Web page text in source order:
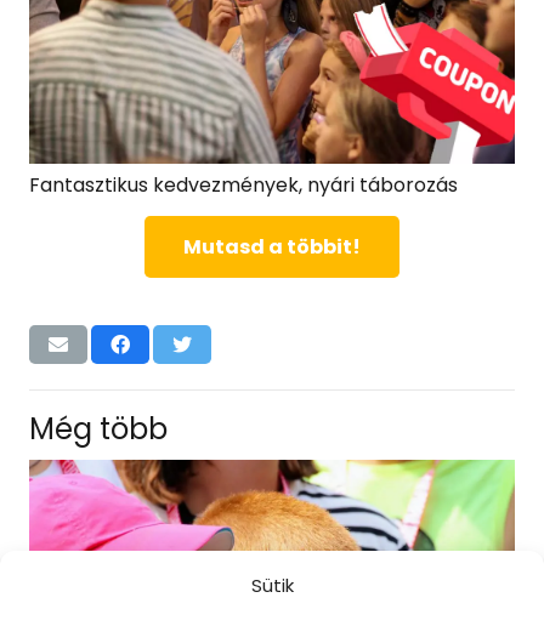
Sütik
Fantasztikus kedvezmények, nyári táborozás
Mutasd a többit!
Még több